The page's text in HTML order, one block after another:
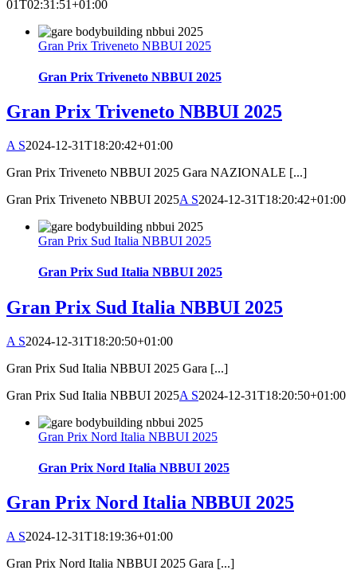
01T02:31:51+01:00
Gran Prix Triveneto NBBUI 2025
Gran Prix Triveneto NBBUI 2025
Gran Prix Triveneto NBBUI 2025
A S2024-12-31T18:20:42+01:00
Gran Prix Triveneto NBBUI 2025 Gara NAZIONALE [...]
Gran Prix Triveneto NBBUI 2025A S2024-12-31T18:20:42+01:00
Gran Prix Sud Italia NBBUI 2025
Gran Prix Sud Italia NBBUI 2025
Gran Prix Sud Italia NBBUI 2025
A S2024-12-31T18:20:50+01:00
Gran Prix Sud Italia NBBUI 2025 Gara [...]
Gran Prix Sud Italia NBBUI 2025A S2024-12-31T18:20:50+01:00
Gran Prix Nord Italia NBBUI 2025
Gran Prix Nord Italia NBBUI 2025
Gran Prix Nord Italia NBBUI 2025
A S2024-12-31T18:19:36+01:00
Gran Prix Nord Italia NBBUI 2025 Gara [...]